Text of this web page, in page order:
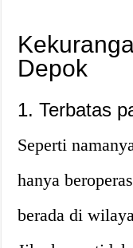
Depok
1. Terbatas
Seperti
hanya
berada di